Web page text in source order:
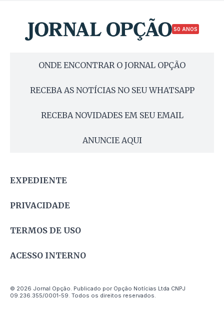
50 ANOS
ONDE ENCONTRAR O JORNAL OPÇÃO
RECEBA AS NOTÍCIAS NO SEU WHATSAPP
RECEBA NOVIDADES EM SEU EMAIL
ANUNCIE AQUI
EXPEDIENTE
PRIVACIDADE
TERMOS DE USO
ACESSO INTERNO
© 2026 Jornal Opção. Publicado por Opção Notícias Ltda CNPJ
09.236.355/0001-59. Todos os direitos reservados.